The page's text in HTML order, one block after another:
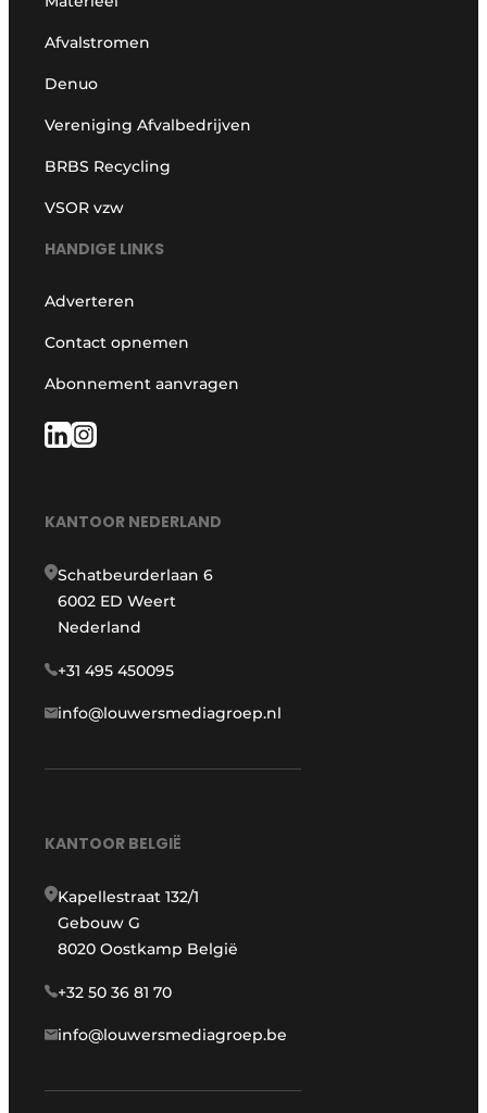
Afvalstromen
Denuo
Vereniging Afvalbedrijven
BRBS Recycling
VSOR vzw
HANDIGE LINKS
Adverteren
Contact opnemen
Abonnement aanvragen
KANTOOR NEDERLAND
Schatbeurderlaan 6
6002 ED Weert
Nederland
+31 495 450095
info@louwersmediagroep.nl
KANTOOR BELGIË
Kapellestraat 132/1
Gebouw G
8020 Oostkamp België
+32 50 36 81 70
info@louwersmediagroep.be